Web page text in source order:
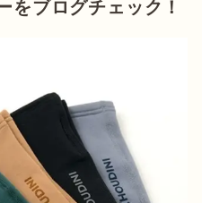
をブログチェック！